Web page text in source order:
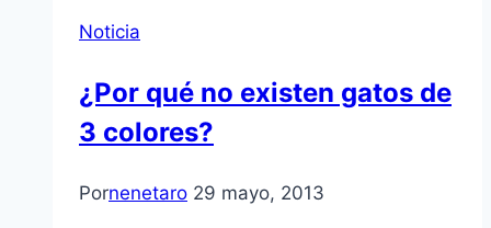
Noticia
¿Por qué no existen gatos de
3 colores?
Pornenetaro 29 mayo, 2013